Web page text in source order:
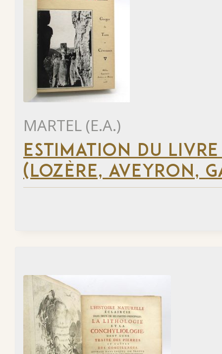
MARTEL (E.A.)
ESTIMATION DU LIVRE
(LOZÈRE, AVEYRON,